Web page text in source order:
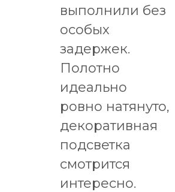
выполнили без
особых
задержек.
Полотно
идеально
ровно натянуто,
декоративная
подсветка
смотрится
интересно.